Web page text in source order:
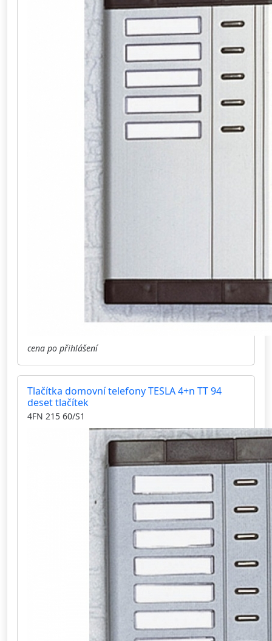
cena po přihlášení
Tlačítka domovní telefony TESLA 4+n TT 94
deset tlačítek
4FN 215 60/S1